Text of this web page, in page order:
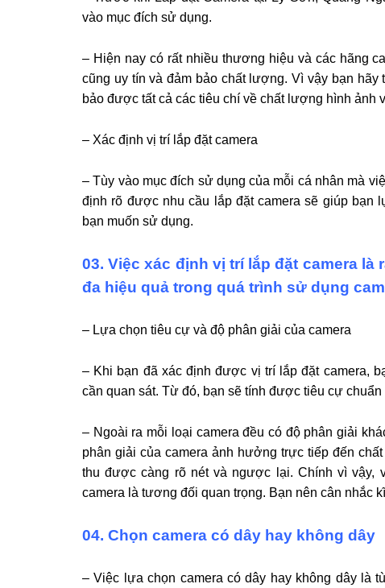
vào mục đích sử dụng.
– Hiện nay có rất nhiều thương hiệu và các hãng
cũng uy tín và đảm bảo chất lượng. Vì vậy bạn
bảo được tất cả các tiêu chí về chất lượng hình ảnh
– Xác định vị trí lắp đặt camera
– Tùy vào mục đích sử dụng của mỗi cá nhân mà
định rõ được nhu cầu lắp đặt camera sẽ giúp bạn
bạn muốn sử dụng.
03. Việc xác định vị trí lắp đặt camera
đa hiệu quả trong quá trình sử dụng
– Lựa chọn tiêu cự và độ phân giải của camera
– Khi bạn đã xác định được vị trí lắp đặt camera,
cần quan sát. Từ đó, bạn sẽ tính được tiêu cự
– Ngoài ra mỗi loại camera đều có độ phân giải
phân giải của camera ảnh hưởng trực tiếp đến
thu được càng rõ nét và ngược lại. Chính vì vậy,
camera là tương đối quan trọng. Bạn nên cân nhắc
04. Chọn camera có dây hay không dây
– Việc lựa chọn camera có dây hay không dây là